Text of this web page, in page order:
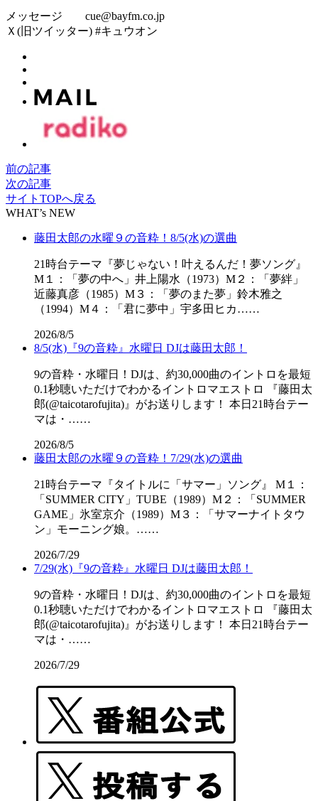
メッセージ cue@bayfm.co.jp
Ｘ(旧ツイッター) #キュウオン
前の記事
次の記事
サイトTOPへ戻る
WHAT’s NEW
藤田太郎の水曜９の音粋！8/5(水)の選曲
21時台テーマ『夢じゃない！叶えるんだ！夢ソング』
M１：「夢の中へ」井上陽水（1973）M２：「夢絆」
近藤真彦（1985）M３：「夢のまた夢」鈴木雅之
（1994）M４：「君に夢中」宇多田ヒカ……
2026/8/5
8/5(水)『9の音粋』水曜日 DJは藤田太郎！
9の音粋・水曜日！DJは、約30,000曲のイントロを最短
0.1秒聴いただけでわかるイントロマエストロ 『藤田太
郎(@taicotarofujita)』がお送りします！ 本日21時台テー
マは・……
2026/8/5
藤田太郎の水曜９の音粋！7/29(水)の選曲
21時台テーマ『タイトルに「サマー」ソング』 M１：
「SUMMER CITY」TUBE（1989）M２：「SUMMER
GAME」氷室京介（1989）M３：「サマーナイトタウ
ン」モーニング娘。……
2026/7/29
7/29(水)『9の音粋』水曜日 DJは藤田太郎！
9の音粋・水曜日！DJは、約30,000曲のイントロを最短
0.1秒聴いただけでわかるイントロマエストロ 『藤田太
郎(@taicotarofujita)』がお送りします！ 本日21時台テー
マは・……
2026/7/29